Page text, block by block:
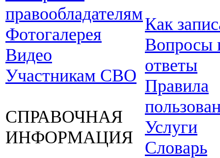
правообладателям
Фотогалерея
Видео
Участникам СВО
СПРАВОЧНАЯ
ИНФОРМАЦИЯ
Как
Вопросы
ответы
Правила
Услуги
Словарь